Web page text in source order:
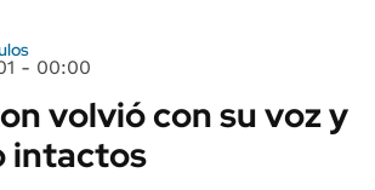
- 00:00
volvió con su voz y
intactos